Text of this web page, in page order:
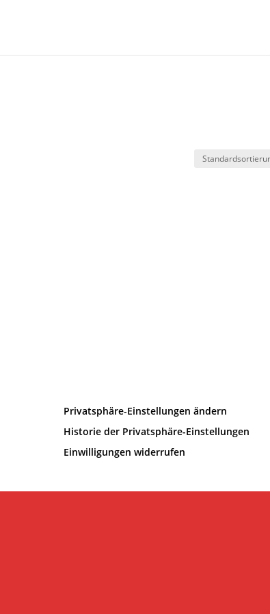
Privatsphäre-Einstellungen ändern
Historie der Privatsphäre-Einstellungen
Einwilligungen widerrufen